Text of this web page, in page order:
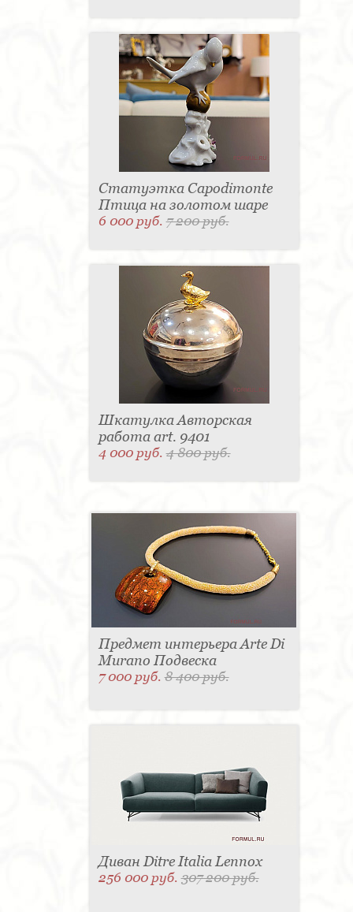
Статуэтка Capodimonte
Птица на золотом шаре
6 000 руб.7 200 руб.
Шкатулка Авторская
работа art. 9401
4 000 руб.4 800 руб.
Предмет интерьера Arte Di
Murano Подвеска
7 000 руб.8 400 руб.
Диван Ditre Italia Lennox
256 000 руб.307 200 руб.